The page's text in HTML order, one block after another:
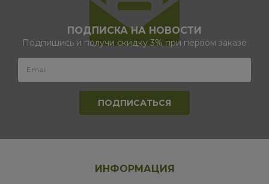
ПОДПИСКА НА НОВОСТИ
Подпишись и получи скидку 3% при первом заказе
ИНФОРМАЦИЯ